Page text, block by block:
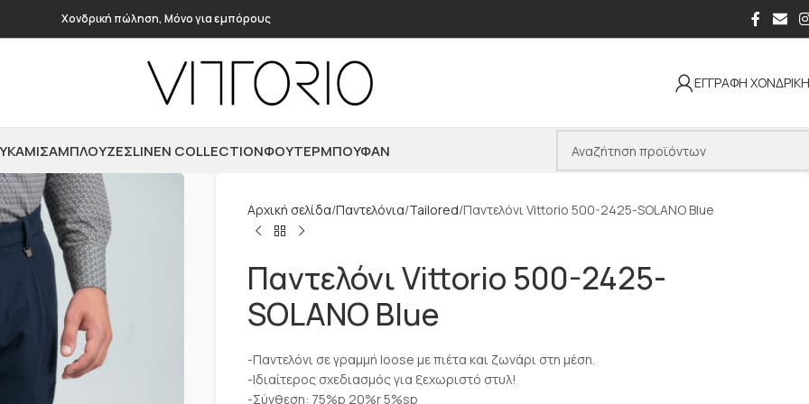
Χονδρική πώληση, Μόνο για εμπόρους
ΕΓΓΡΑΦΗ
ΜΠΛΟΎΖΕΣLINEN COLLECTIONΦΟΎΤΕΡΜΠΟΥΦΆΝ
Αρχική σελίδα Παντελόνια Tailored Παντελόνι Vittorio 500-2425-SOLANO Blue
Παντελόνι Vittorio 500-2425-
SOLANO Blue
-Παντελόνι σε γραμμή loose με πιέτα και ζωνάρι στη μέση.
-Ιδιαίτερος σχεδιασμός για ξεχωριστό στυλ!
-Σύνθεση: 75%p 20%r 5%sp